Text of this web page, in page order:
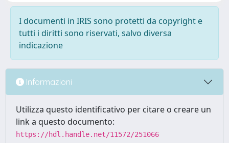
I documenti in IRIS sono protetti da copyright e
tutti i diritti sono riservati, salvo diversa
indicazione
Informazioni
Utilizza questo identificativo per citare o creare un
link a questo documento:
https://hdl.handle.net/11572/251066